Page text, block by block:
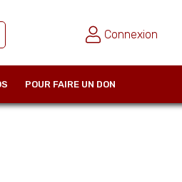
Connexion
POUR FAIRE UN DON